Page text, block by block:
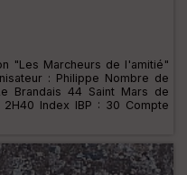
"Les Marcheurs de l'amitié"
: Philippe Nombre de
Brandais 44 Saint Mars de
Index IBP : 30 Compte